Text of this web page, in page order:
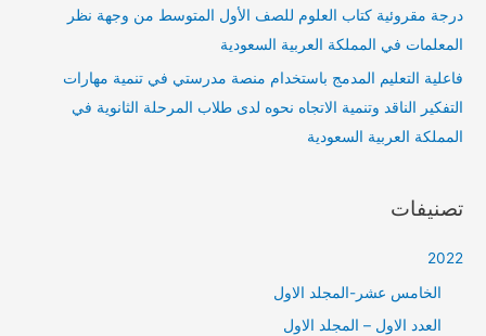
درجة مقروئية كتاب العلوم للصف الأول المتوسط من وجهة نظر
المعلمات في المملكة العربية السعودية
فاعلية التعليم المدمج باستخدام منصة مدرستي في تنمية مهارات
التفكير الناقد وتنمية الاتجاه نحوه لدى طلاب المرحلة الثانوية في
المملكة العربية السعودية
تصنيفات
2022
الخامس عشر-المجلد الاول
العدد الاول – المجلد الاول